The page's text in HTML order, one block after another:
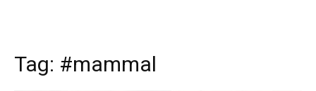
Tag: #mammal